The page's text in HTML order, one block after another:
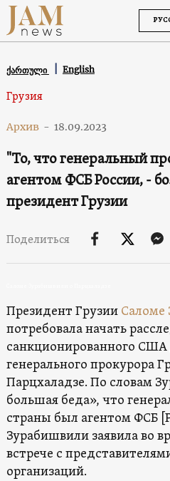
ქართული English
Грузия
Архив - 18.09.2023
"То, что генеральный
агентом ФСБ России, -
президент Грузии
Поделиться
Президент Грузии Саломе
потребовала начать
санкционированного
генерального прокурора
Парцхаладзе. По словам
большая беда», что
страны был агентом ФСБ
Зурабишвили заявила во
встрече с
организаций.